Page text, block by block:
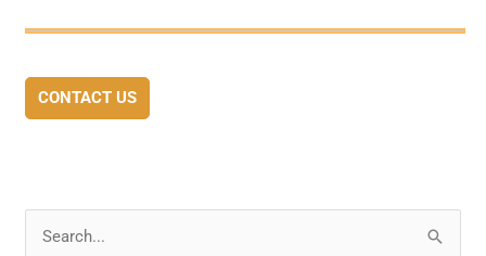
CONTACT US